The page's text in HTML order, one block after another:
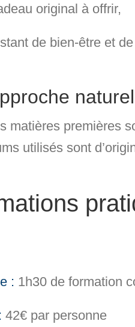
original à offrir,
de bien-être et
matières premières
utilisés sont
: 1h30 de formation
42€ par personne